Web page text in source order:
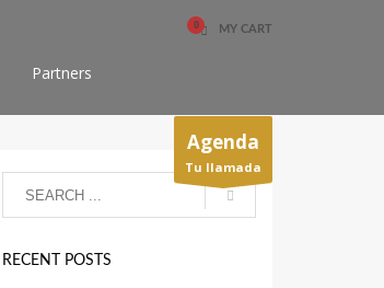
MY CART
Partners
Agenda
Tu llamada
RECENT POSTS